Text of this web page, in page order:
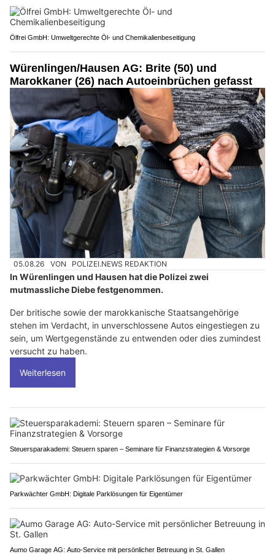
Ölfrei GmbH: Umweltgerechte Öl- und Chemikalienbeseitigung
Würenlingen/Hausen AG: Brite (50) und
Marokkaner (26) nach Autoeinbrüchen gefasst
05.08.26 VON POLIZEI.NEWS REDAKTION
In Würenlingen und Hausen hat die Polizei zwei
mutmassliche Diebe festgenommen.
Der britische sowie der marokkanische Staatsangehörige
stehen im Verdacht, in unverschlossene Autos eingestiegen zu
sein, um Wertgegenstände zu entwenden oder dies zumindest
versucht zu haben.
Weiterlesen
Steuersparakademi: Steuern sparen – Seminare für Finanzstrategien & Vorsorge
Parkwächter GmbH: Digitale Parklösungen für Eigentümer
Aumo Garage AG: Auto-Service mit persönlicher Betreuung in St. Gallen